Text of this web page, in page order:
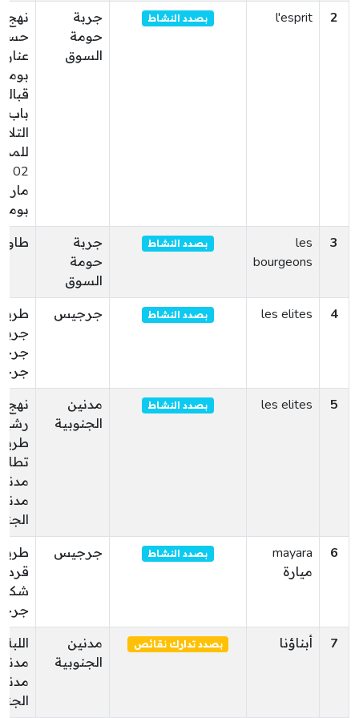
2
l'esprit بصدد النشاط
جربة
حومة
السوق
نهج
عنان
قبالة
باب
02
3
les
bourgeons
بصدد النشاط
جربة
حومة
السوق
4
les elites بصدد النشاط جرجيس
جربة
5
les elites بصدد النشاط
مدنين
الجنوبية
نهج
6
mayara
ميارة
بصدد النشاط جرجيس
7
أبناؤنا بصدد تدارك نقائص
مدنين
الجنوبية
اللبة